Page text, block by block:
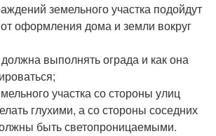
земельного участка подойдут
оформления дома и земли вокруг
выполнять ограда и как она
участка со стороны улиц
глухими, а со стороны соседних
быть светопроницаемыми.